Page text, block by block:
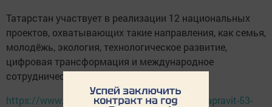
Татарстан участвует в реализации 12 национальных
проектов, охватывающих такие направления, как семья,
молодёжь, экология, технологическое развитие,
цифровая трансформация и международное
сотрудничество.
https://www.tatar-inform.ru/news/tatarstan-napravit-53-